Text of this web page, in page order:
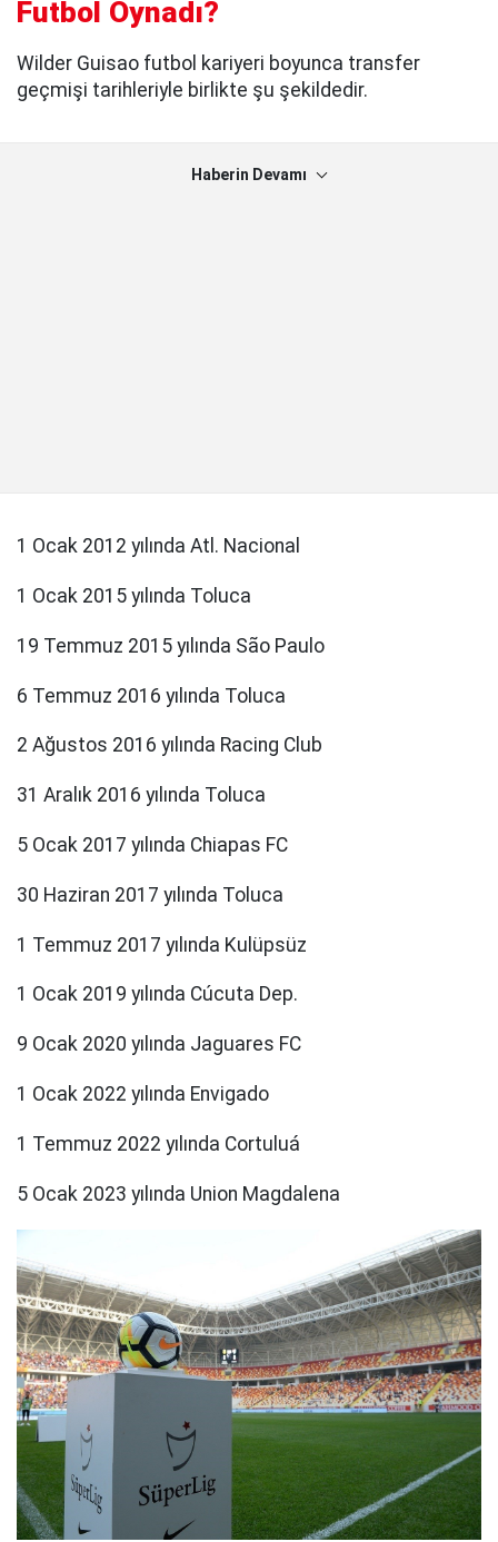
Futbol Oynadı?
Wilder Guisao futbol kariyeri boyunca transfer
geçmişi tarihleriyle birlikte şu şekildedir.
Haberin Devamı
1 Ocak 2012 yılında Atl. Nacional
1 Ocak 2015 yılında Toluca
19 Temmuz 2015 yılında São Paulo
6 Temmuz 2016 yılında Toluca
2 Ağustos 2016 yılında Racing Club
31 Aralık 2016 yılında Toluca
5 Ocak 2017 yılında Chiapas FC
30 Haziran 2017 yılında Toluca
1 Temmuz 2017 yılında Kulüpsüz
1 Ocak 2019 yılında Cúcuta Dep.
9 Ocak 2020 yılında Jaguares FC
1 Ocak 2022 yılında Envigado
1 Temmuz 2022 yılında Cortuluá
5 Ocak 2023 yılında Union Magdalena